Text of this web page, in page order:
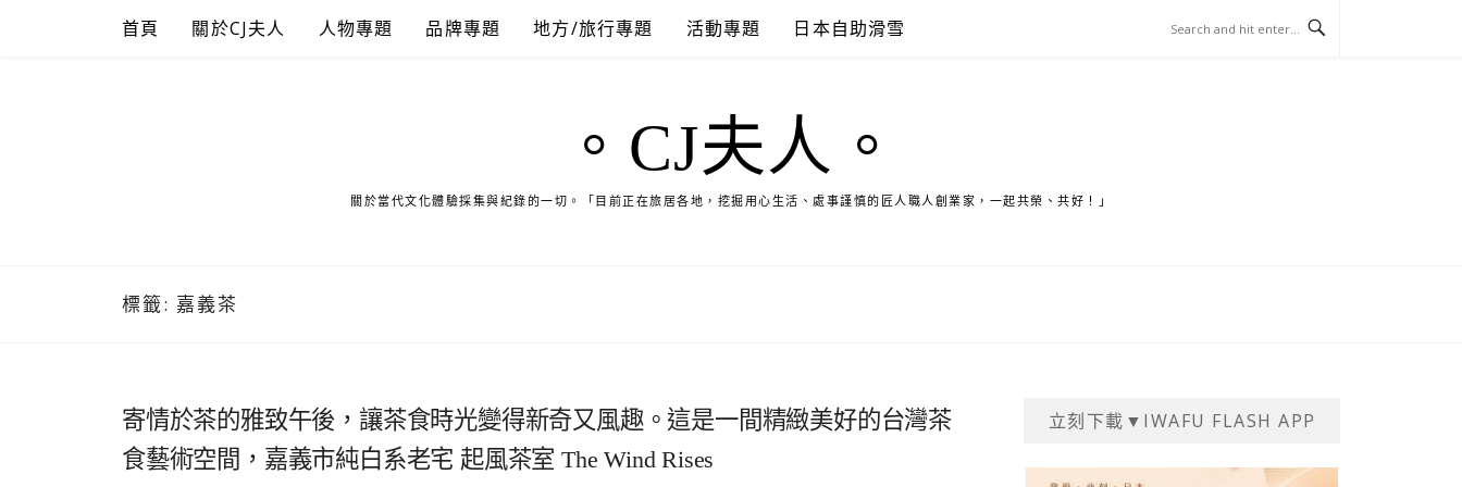
首頁 關於CJ夫人 人物專題 品牌專題 地方/旅行專題 活動專題 日本自助滑雪
。CJ夫人。
關於當代文化體驗採集與紀錄的一切。「目前正在旅居各地，挖掘用心生活、處事謹慎的匠人職人創業家，一起共榮、共好！」
標籤: 嘉義茶
寄情於茶的雅致午後，讓茶食時光變得新奇又風趣。這是一間精緻美好的台灣茶
食藝術空間，嘉義市純白系老宅 起風茶室 The Wind Rises
立刻下載▼IWAFU FLASH APP